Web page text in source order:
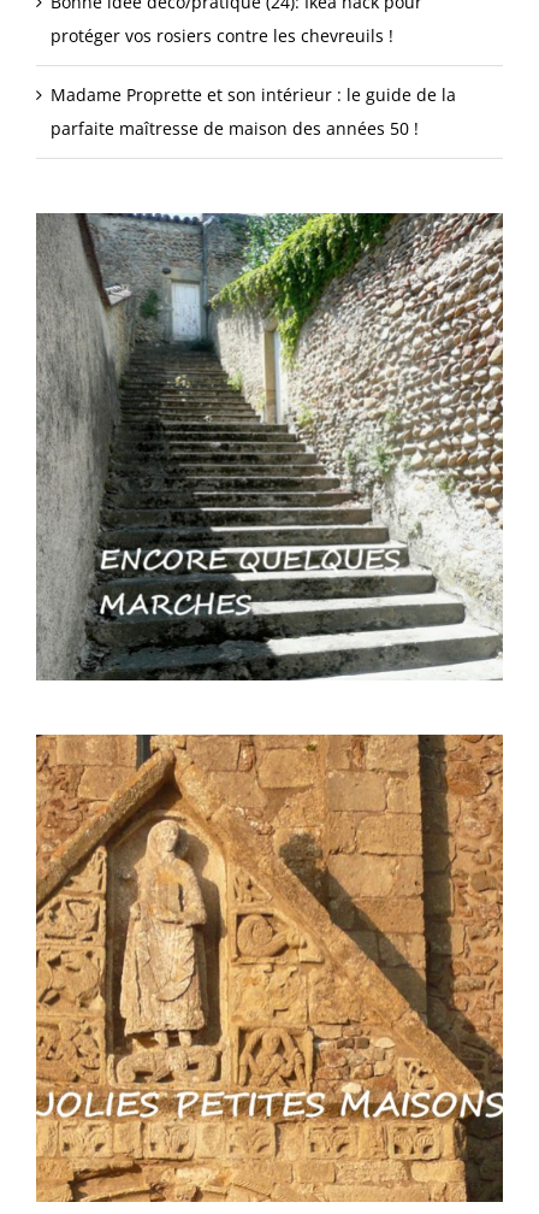
protéger vos rosiers contre les chevreuils !
Madame Proprette et son intérieur : le guide de la
parfaite maîtresse de maison des années 50 !